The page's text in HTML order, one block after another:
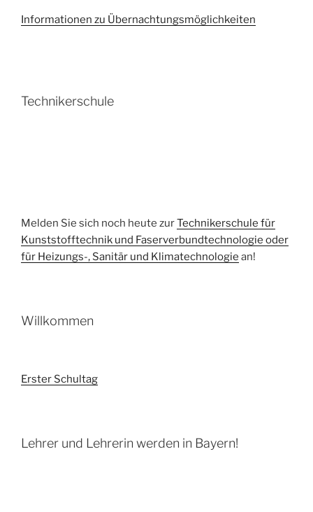
Informationen zu Übernachtungsmöglichkeiten
Technikerschule
Melden Sie sich noch heute zurTechnikerschule für
Kunststofftechnik und Faserverbundtechnologie oder
für Heizungs-, Sanitär und Klimatechnologie an!
Willkommen
Erster Schultag
Lehrer und Lehrerin werden in Bayern!